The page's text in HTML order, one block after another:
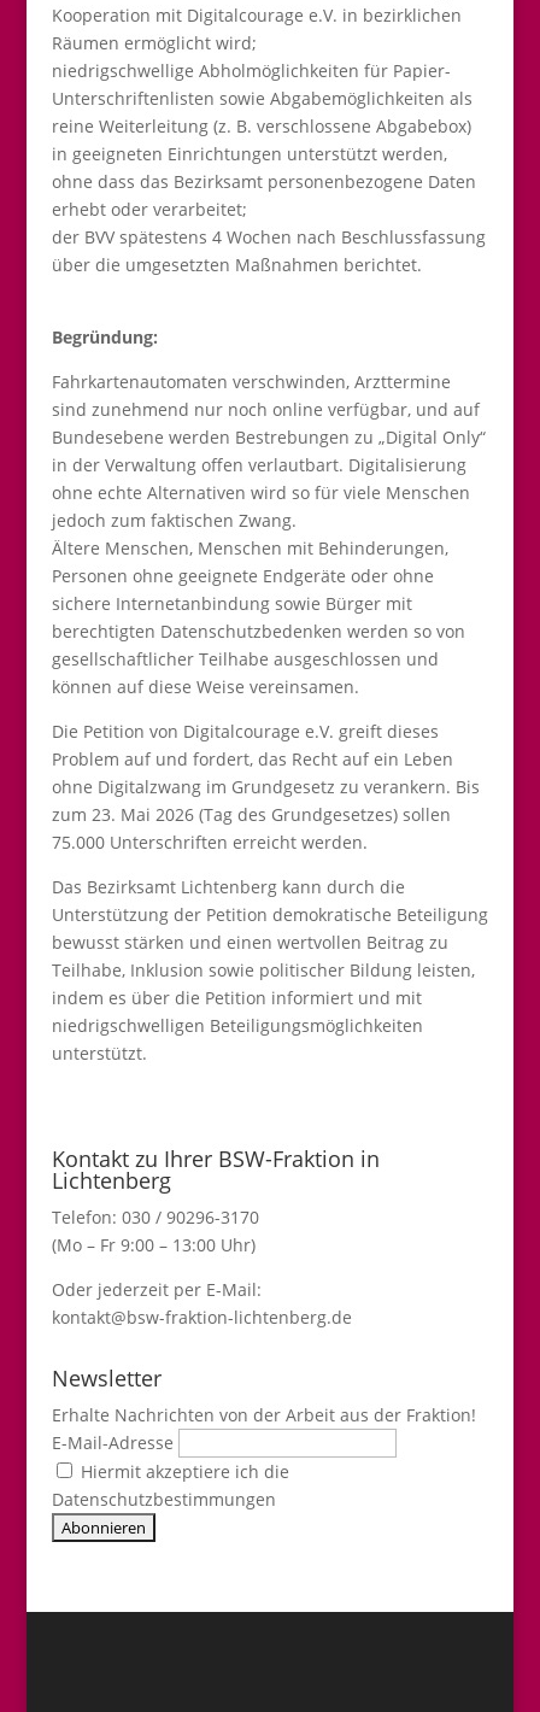
Kooperation mit Digitalcourage e.V. in bezirklichen
Räumen ermöglicht wird;
niedrigschwellige Abholmöglichkeiten für Papier-
Unterschriftenlisten sowie Abgabemöglichkeiten als
reine Weiterleitung (z. B. verschlossene Abgabebox)
in geeigneten Einrichtungen unterstützt werden,
ohne dass das Bezirksamt personenbezogene Daten
erhebt oder verarbeitet;
der BVV spätestens 4 Wochen nach Beschlussfassung
über die umgesetzten Maßnahmen berichtet.
Begründung:
Fahrkartenautomaten verschwinden, Arzttermine
sind zunehmend nur noch online verfügbar, und auf
Bundesebene werden Bestrebungen zu „Digital Only“
in der Verwaltung offen verlautbart. Digitalisierung
ohne echte Alternativen wird so für viele Menschen
jedoch zum faktischen Zwang.
Ältere Menschen, Menschen mit Behinderungen,
Personen ohne geeignete Endgeräte oder ohne
sichere Internetanbindung sowie Bürger mit
berechtigten Datenschutzbedenken werden so von
gesellschaftlicher Teilhabe ausgeschlossen und
können auf diese Weise vereinsamen.
Die Petition von Digitalcourage e.V. greift dieses
Problem auf und fordert, das Recht auf ein Leben
ohne Digitalzwang im Grundgesetz zu verankern. Bis
zum 23. Mai 2026 (Tag des Grundgesetzes) sollen
75.000 Unterschriften erreicht werden.
Das Bezirksamt Lichtenberg kann durch die
Unterstützung der Petition demokratische Beteiligung
bewusst stärken und einen wertvollen Beitrag zu
Teilhabe, Inklusion sowie politischer Bildung leisten,
indem es über die Petition informiert und mit
niedrigschwelligen Beteiligungsmöglichkeiten
unterstützt.
Kontakt zu Ihrer BSW-Fraktion in
Lichtenberg
Telefon: 030 / 90296-3170
(Mo – Fr 9:00 – 13:00 Uhr)
Oder jederzeit per E-Mail:
kontakt@bsw-fraktion-lichtenberg.de
Newsletter
Erhalte Nachrichten von der Arbeit aus der Fraktion!
E-Mail-Adresse
Hiermit akzeptiere ich die
Datenschutzbestimmungen